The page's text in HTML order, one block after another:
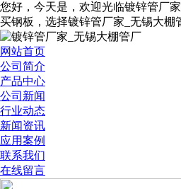
您好，今天是 ，欢迎光临镀锌管厂
买钢板，选择镀锌管厂家_无锡大棚
网站首页
公司简介
产品中心
公司新闻
行业动态
新闻资讯
应用案例
联系我们
在线留言